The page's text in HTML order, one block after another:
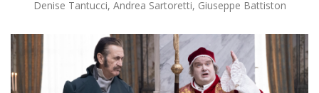
Denise Tantucci, Andrea Sartoretti, Giuseppe Battiston